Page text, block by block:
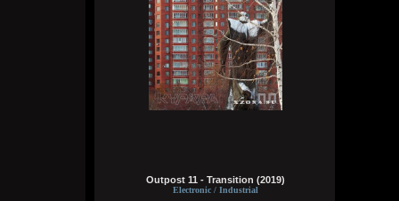
Wirtuozik
Сегодня в 16:15:56
А вы знали что Кадышевой 67 лет?
Кукуня
Outpost 11 - Transition (2019)
Electronic / Industrial